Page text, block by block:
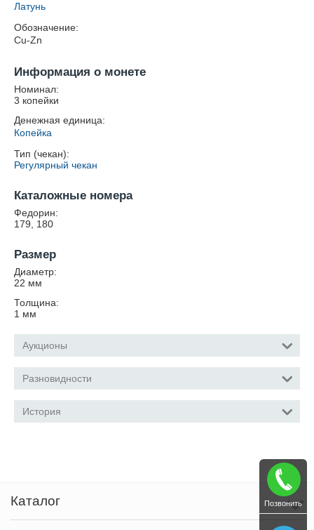
Латунь
Обозначение:
Cu-Zn
Информация о монете
Номинал:
3 копейки
Денежная единица:
Копейка
Тип (чекан):
Регулярный чекан
Каталожные номера
Федорин:
179, 180
Размер
Диаметр:
22 мм
Толщина:
1 мм
Аукционы
Разновидности
История
Каталог Позвонить